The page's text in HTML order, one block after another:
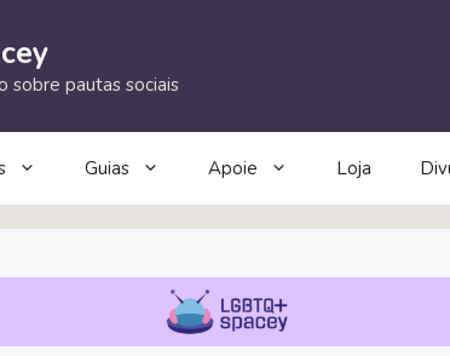
sobre pautas sociais
Guias Apoie Loja